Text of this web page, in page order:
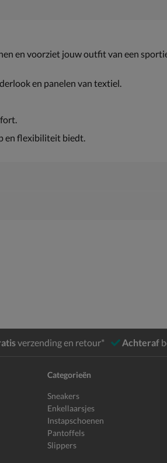
en voorziet jouw outfit van een
en panelen van textiel.
en flexibiliteit biedt.
verzending en retour* Achteraf
Categorieën
Sneakers
Enkellaarsjes
Instapschoenen
Pantoffels
Slippers